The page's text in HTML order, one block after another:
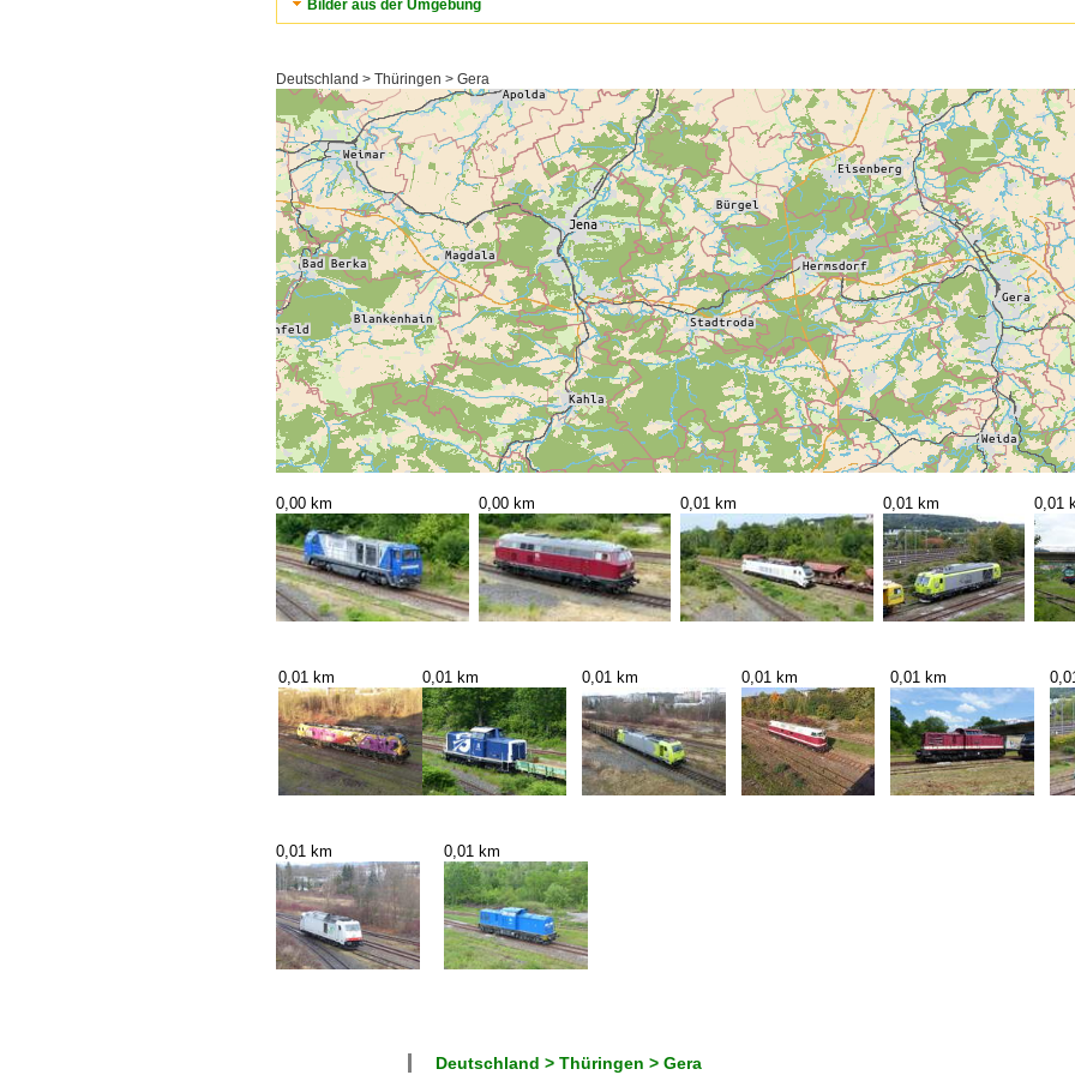
Bilder aus der Umgebung
Deutschland > Thüringen > Gera
0,00 km 0,00 km 0,01 km 0,01 km 0,01
0,01 km 0,01 km 0,01 km 0,01 km 0,01 km
0,01 km 0,01 km
Deutschland > Thüringen > Gera